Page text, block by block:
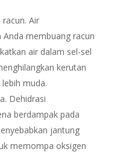
Air
membuang racun
air dalam sel-sel
kerutan
muda.
Dehidrasi
berdampak pada
jantung
memompa oksigen